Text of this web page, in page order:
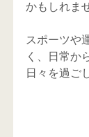
かもしれま
スポーツや
く、日常か
日々を過ご